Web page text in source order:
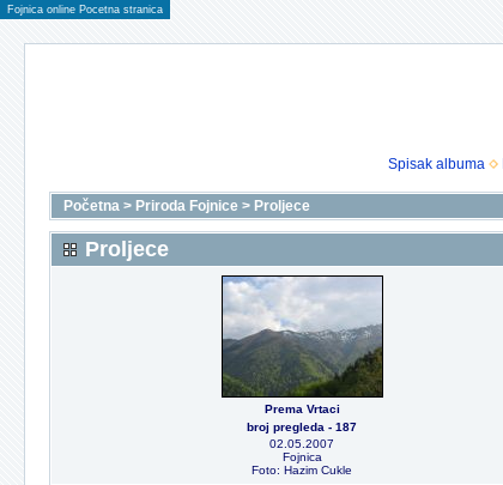
Fojnica online Pocetna stranica
Spisak albuma
Početna > Priroda Fojnice > Proljece
Proljece
Prema Vrtaci
broj pregleda - 187
02.05.2007
Fojnica
Foto: Hazim Cukle